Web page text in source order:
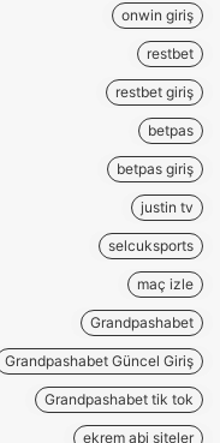
onwin giriş
restbet
restbet giriş
betpas
betpas giriş
justin tv
selcuksports
maç izle
Grandpashabet
Grandpashabet Güncel Giriş
Grandpashabet tik tok
ekrem abi siteler